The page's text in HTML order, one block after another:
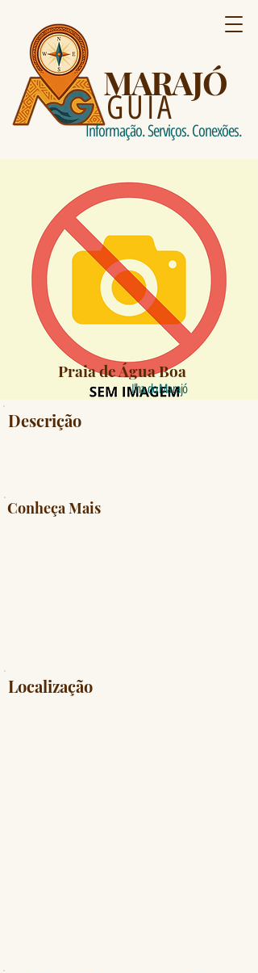
MARAJÓ
GUIA
Informação. Serviços. Conexões.
Praia de Água Boa
Ilha do Marajó
Descrição
Conheça Mais
Localização